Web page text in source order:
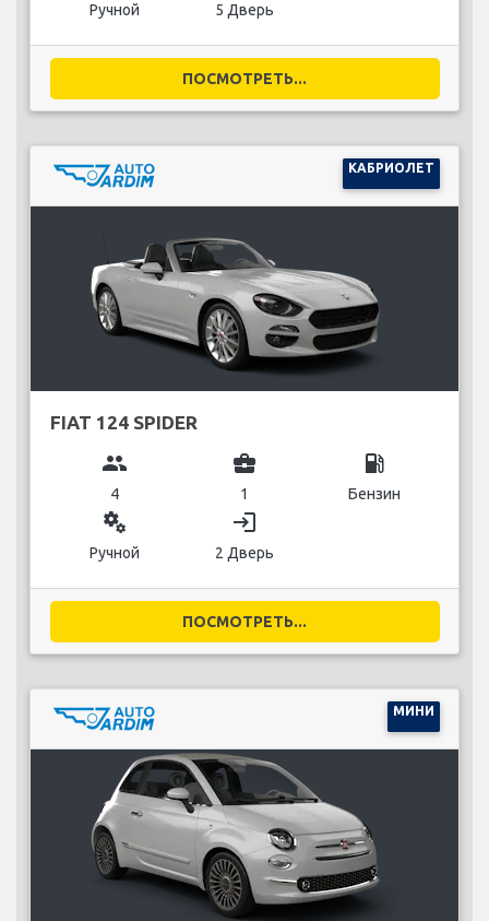
Ручной 5 Дверь
ПОСМОТРЕТЬ...
КАБРИОЛЕТ
FIAT 124 SPIDER
group
4
business_center
1
local_gas_station
Бензин
miscellaneous_services
Ручной
login
2 Дверь
ПОСМОТРЕТЬ...
МИНИ